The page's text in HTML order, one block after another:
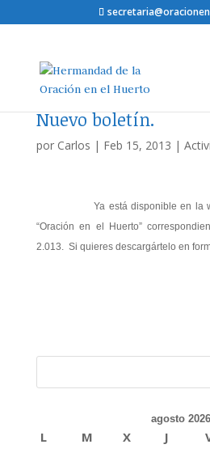
Nuevo boletín.
por Carlos | Feb 15, 2013 |
Ya está disponible en la web
“Oración en el Huerto”
2.013. Si quieres descargártelo en
agosto 2026
L M X J